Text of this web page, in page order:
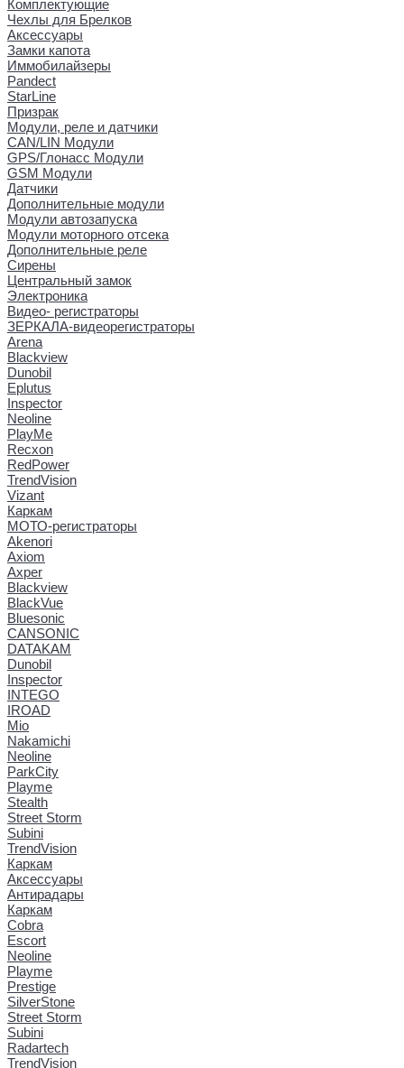
Комплектующие
Чехлы для Брелков
Аксессуары
Замки капота
Иммобилайзеры
Pandect
StarLine
Призрак
Модули, реле и датчики
CAN/LIN Модули
GPS/Глонасс Модули
GSM Модули
Датчики
Дополнительные модули
Модули автозапуска
Модули моторного отсека
Дополнительные реле
Сирены
Центральный замок
Электроника
Видео- регистраторы
ЗЕРКАЛА-видеорегистраторы
Arena
Blackview
Dunobil
Eplutus
Inspector
Neoline
PlayMe
Recxon
RedPower
TrendVision
Vizant
Каркам
МОТО-регистраторы
Akenori
Axiom
Axper
Blackview
BlackVue
Bluesonic
CANSONIC
DATAKAM
Dunobil
Inspector
INTEGO
IROAD
Mio
Nakamichi
Neoline
ParkCity
Playme
Stealth
Street Storm
Subini
TrendVision
Каркам
Аксессуары
Антирадары
Каркам
Cobra
Escort
Neoline
Playme
Prestige
SilverStone
Street Storm
Subini
Radartech
TrendVision